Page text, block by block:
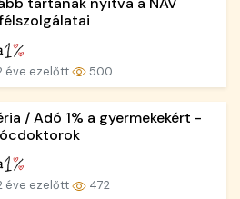
éve ezelőtt 500
/ Adó 1% a gyermekekért -
éve ezelőtt 472